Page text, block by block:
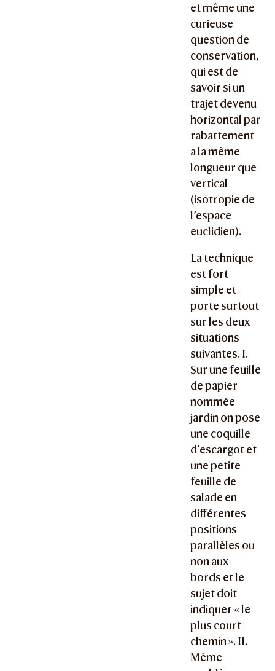
et même une
curieuse
question de
conservation,
qui est de
savoir si un
trajet devenu
horizontal par
rabattement
a la même
longueur que
vertical
(isotropie de
l’espace
euclidien).
La technique
est fort
simple et
porte surtout
sur les deux
situations
suivantes. I.
Sur une feuille
de papier
nommée
jardin on pose
une coquille
d’escargot et
une petite
feuille de
salade en
différentes
positions
parallèles ou
non aux
bords et le
sujet doit
indiquer « le
plus court
chemin ». II.
Même